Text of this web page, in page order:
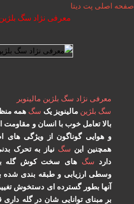
صفحه اصلی پت دیتا
معرفی نژاد سگ بلژین
معرفی نژاد سگ بلژین مالینویر
سگ بلژین مالینویز یک سگ همه
بالا تعامل خوب با انسان و مقاومت
و هوایی گوناگون از ویژگی های
همچنین این سگ نیاز به تحرک
دارد سگ های سخت کوش گله
وسطی ارزیابی و طبقه بندی شده
آنها بطور گسترده ای دستخوش
بر مبنای توانایی شان در گله